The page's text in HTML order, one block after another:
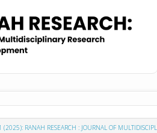
(2025): RANAH RESEARCH : JOURNAL OF